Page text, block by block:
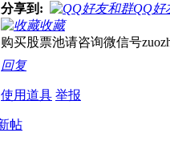
分享到: QQ好
收藏
购买股票池请咨询微信号
回复
使用道具 举报